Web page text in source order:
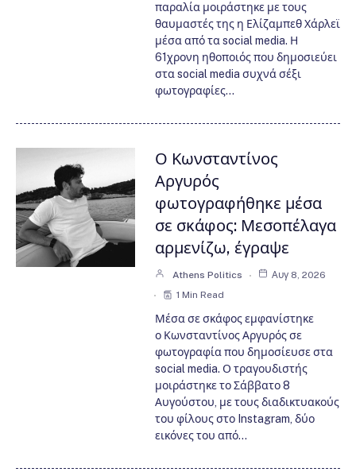
παραλία μοιράστηκε με τους
θαυμαστές της η Ελίζαμπεθ Χάρλεϊ
μέσα από τα social media. Η
61χρονη ηθοποιός που δημοσιεύει
στα social media συχνά σέξι
φωτογραφίες…
Ο Κωνσταντίνος
Αργυρός
φωτογραφήθηκε μέσα
σε σκάφος: Μεσοπέλαγα
αρμενίζω, έγραψε
Athens Politics
Αυγ 8, 2026
1 Min Read
Μέσα σε σκάφος εμφανίστηκε
ο Κωνσταντίνος Αργυρός σε
φωτογραφία που δημοσίευσε στα
social media. Ο τραγουδιστής
μοιράστηκε το Σάββατο 8
Αυγούστου, με τους διαδικτυακούς
του φίλους στο Instagram, δύο
εικόνες του από…